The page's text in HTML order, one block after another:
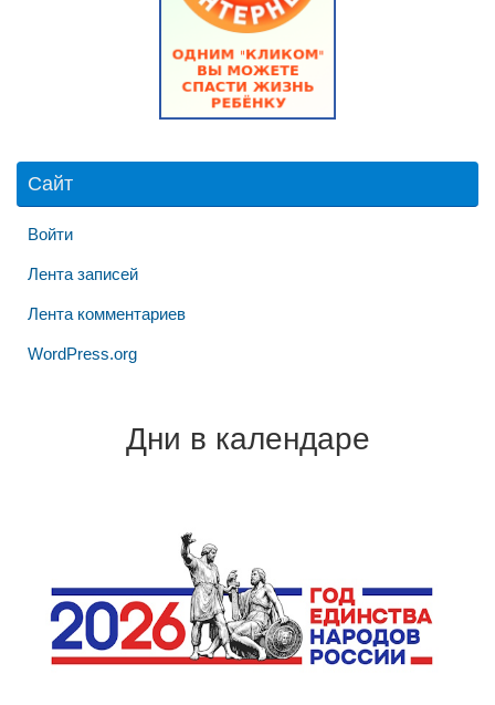
Сайт
Войти
Лента записей
Лента комментариев
WordPress.org
Дни в календаре